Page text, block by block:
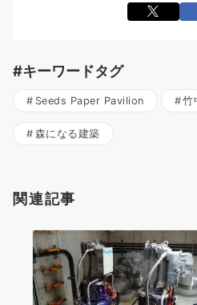
#キーワードタグ
Seeds Paper Pavilion 竹
森になる建築
関連記事